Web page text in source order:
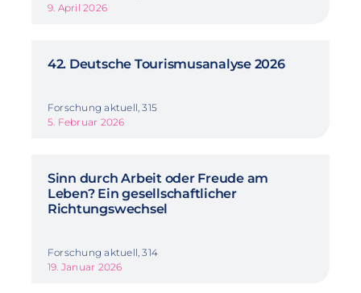
9. April 2026
42. Deutsche Tourismusanalyse 2026
Forschung aktuell, 315
5. Februar 2026
Sinn durch Arbeit oder Freude am
Leben? Ein gesellschaftlicher
Richtungswechsel
Forschung aktuell, 314
19. Januar 2026